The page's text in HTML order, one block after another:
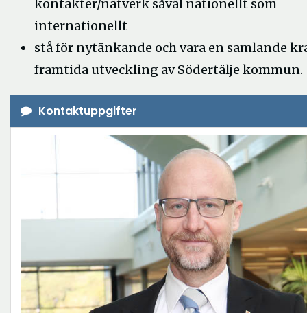
kontakter/nätverk såväl nationellt som
internationellt
stå för nytänkande och vara en samlande
framtida utveckling av Södertälje kommun.
Kontaktuppgifter